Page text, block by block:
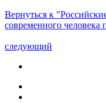
Вернуться к
современного человека
следующий